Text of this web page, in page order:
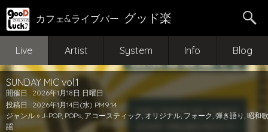
カフェ&ライブバー グッド楽
Live Artist System Info Blog
SUNDAY MIC vol.1
開催日 : 2026年1月18日 日曜日
投稿日 : 2026年1月14日(水) PM9:14
ジャンル » J-POP, POPs, アコースティック, オリジナル, フォーク, 弾き語り , 昭和歌
謡